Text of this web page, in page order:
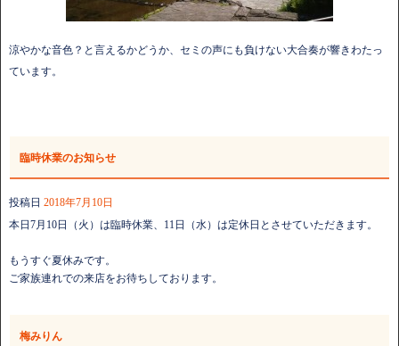
涼やかな音色？と言えるかどうか、セミの声にも負けない大合奏が響きわたっ
ています。
臨時休業のお知らせ
投稿日 2018年7月10日
本日7月10日（火）は臨時休業、11日（水）は定休日とさせていただきます。
もうすぐ夏休みです。
ご家族連れでの来店をお待ちしております。
梅みりん